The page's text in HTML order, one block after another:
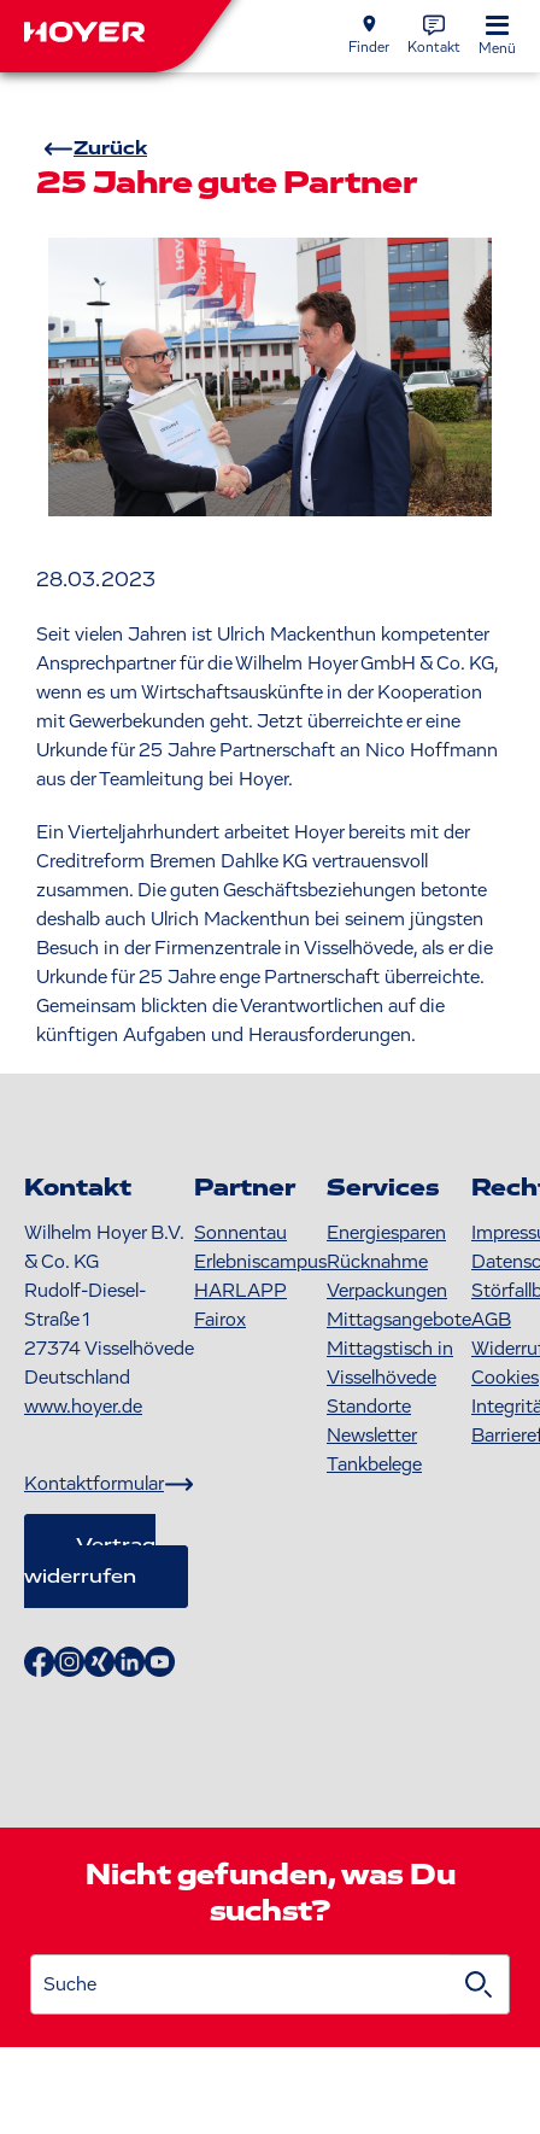
Finder Kontakt Menü
Zurück
25 Jahre gute Partner
28.03.2023
Seit vielen Jahren ist Ulrich Mackenthun kompetenter
Ansprechpartner für die Wilhelm Hoyer GmbH & Co. KG,
wenn es um Wirtschaftsauskünfte in der Kooperation
mit Gewerbekunden geht. Jetzt überreichte er eine
Urkunde für 25 Jahre Partnerschaft an Nico Hoffmann
aus der Teamleitung bei Hoyer.
Ein Vierteljahrhundert arbeitet Hoyer bereits mit der
Creditreform Bremen Dahlke KG vertrauensvoll
zusammen. Die guten Geschäftsbeziehungen betonte
deshalb auch Ulrich Mackenthun bei seinem jüngsten
Besuch in der Firmenzentrale in Visselhövede, als er die
Urkunde für 25 Jahre enge Partnerschaft überreichte.
Gemeinsam blickten die Verantwortlichen auf die
künftigen Aufgaben und Herausforderungen.
Kontakt
Wilhelm Hoyer B.V.
& Co. KG
Rudolf-Diesel-
Straße 1
27374Visselhövede
Deutschland
www.hoyer.de
Kontaktformular
Vertrag
widerrufen
Partner
Sonnentau
Erlebniscampus
HARLAPP
Fairox
Services
Energiesparen
Rücknahme
Verpackungen
Mittagsangebote
Mittagstisch in
Visselhövede
Standorte
Newsletter
Tankbelege
AGB
Cookies
Nicht gefunden, was Du
suchst?
Suche